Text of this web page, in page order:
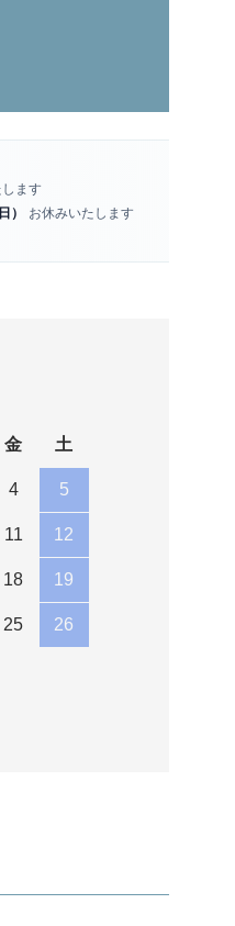
ます
） お休みいたします
金 土
4 5
11 12
18 19
25 26